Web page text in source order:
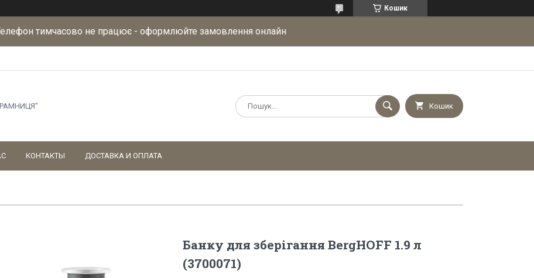
Кошик
тимчасово не працює - оформлюйте замовлення онлайн
Кошик
КОНТАКТЫ ДОСТАВКА И ОПЛАТА
Банку для зберігання BergHOFF 1.9 л
(3700071)